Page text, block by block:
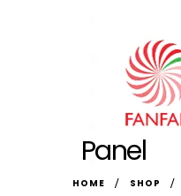
Panel
HOME SHOP